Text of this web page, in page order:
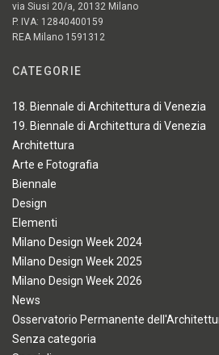
via Siusi 20/a, 20132 Milano
P. IVA: 12840400159
REA Milano 1591312
CATEGORIE
18. Biennale di Architettura di Venezia
19. Biennale di Architettura di Venezia
Architettura
Arte e Fotografia
Biennale
Design
Elementi
Milano Design Week 2024
Milano Design Week 2025
Milano Design Week 2026
News
Osservatorio Permanente
Senza categoria